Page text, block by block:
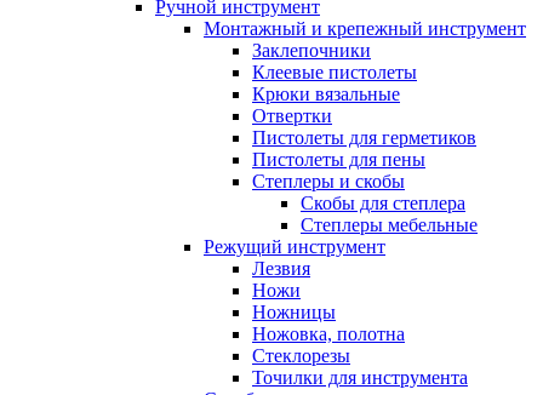
Ручной инструмент
Монтажный и крепежный инструмент
Заклепочники
Клеевые пистолеты
Крюки вязальные
Отвертки
Пистолеты для герметиков
Пистолеты для пены
Степлеры и скобы
Скобы для степлера
Степлеры мебельные
Режущий инструмент
Лезвия
Ножи
Ножницы
Ножовка, полотна
Стеклорезы
Точилки для инструмента